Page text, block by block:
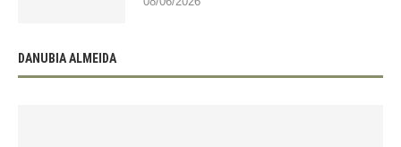
DANUBIA ALMEIDA